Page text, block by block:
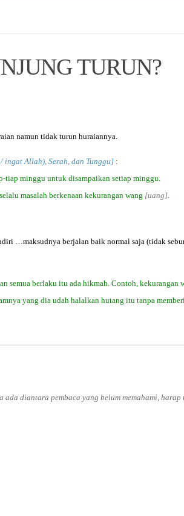
TURUN?
namun tidak turun huraiannya.
ingat Allah), Serah, dan Tunggu] :
tiap minggu untuk disampaikan setiap minggu.
masalah berkenaan kekurangan wang [uang]
…maksudnya berjalan baik normal saja (tidak
semua berlaku itu ada hikmah. Contoh, kekurangan
yang dia udah halalkan hutang itu tanpa
diantara pembaca yang belum memahami,